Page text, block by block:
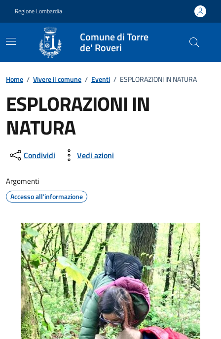
Regione Lombardia
Comune di Torre
de' Roveri
Home / Vivere il comune / Eventi / ESPLORAZIONI IN NATURA
ESPLORAZIONI IN
NATURA
Dettagli della notizia
Condividi Vedi azioni
Argomenti
Accesso all'informazione